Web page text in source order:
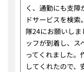
く、通勤にも支
ドサービスを検
隊24にお願いし
ッフが到着し、ス
ってくれました。
してくれたので、